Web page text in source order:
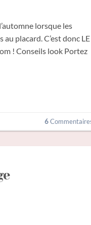
lorsque les
placard. C’est donc LE
! Conseils look Portez
6